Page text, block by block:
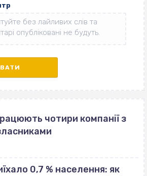
чотири компанії з
0,7 % населення: як